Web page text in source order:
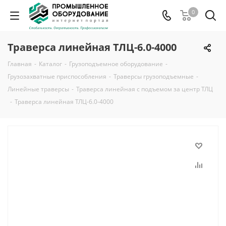
0
Траверса линейная ТЛЦ-6.0-4000
Главная - Каталог - Грузоподъемное оборудование -
Грузозахватные приспособления - Траверсы грузоподъемные -
Линейные траверсы - Траверса линейная с подъемом за центр ТЛЦ
- Траверса линейная ТЛЦ-6.0-4000